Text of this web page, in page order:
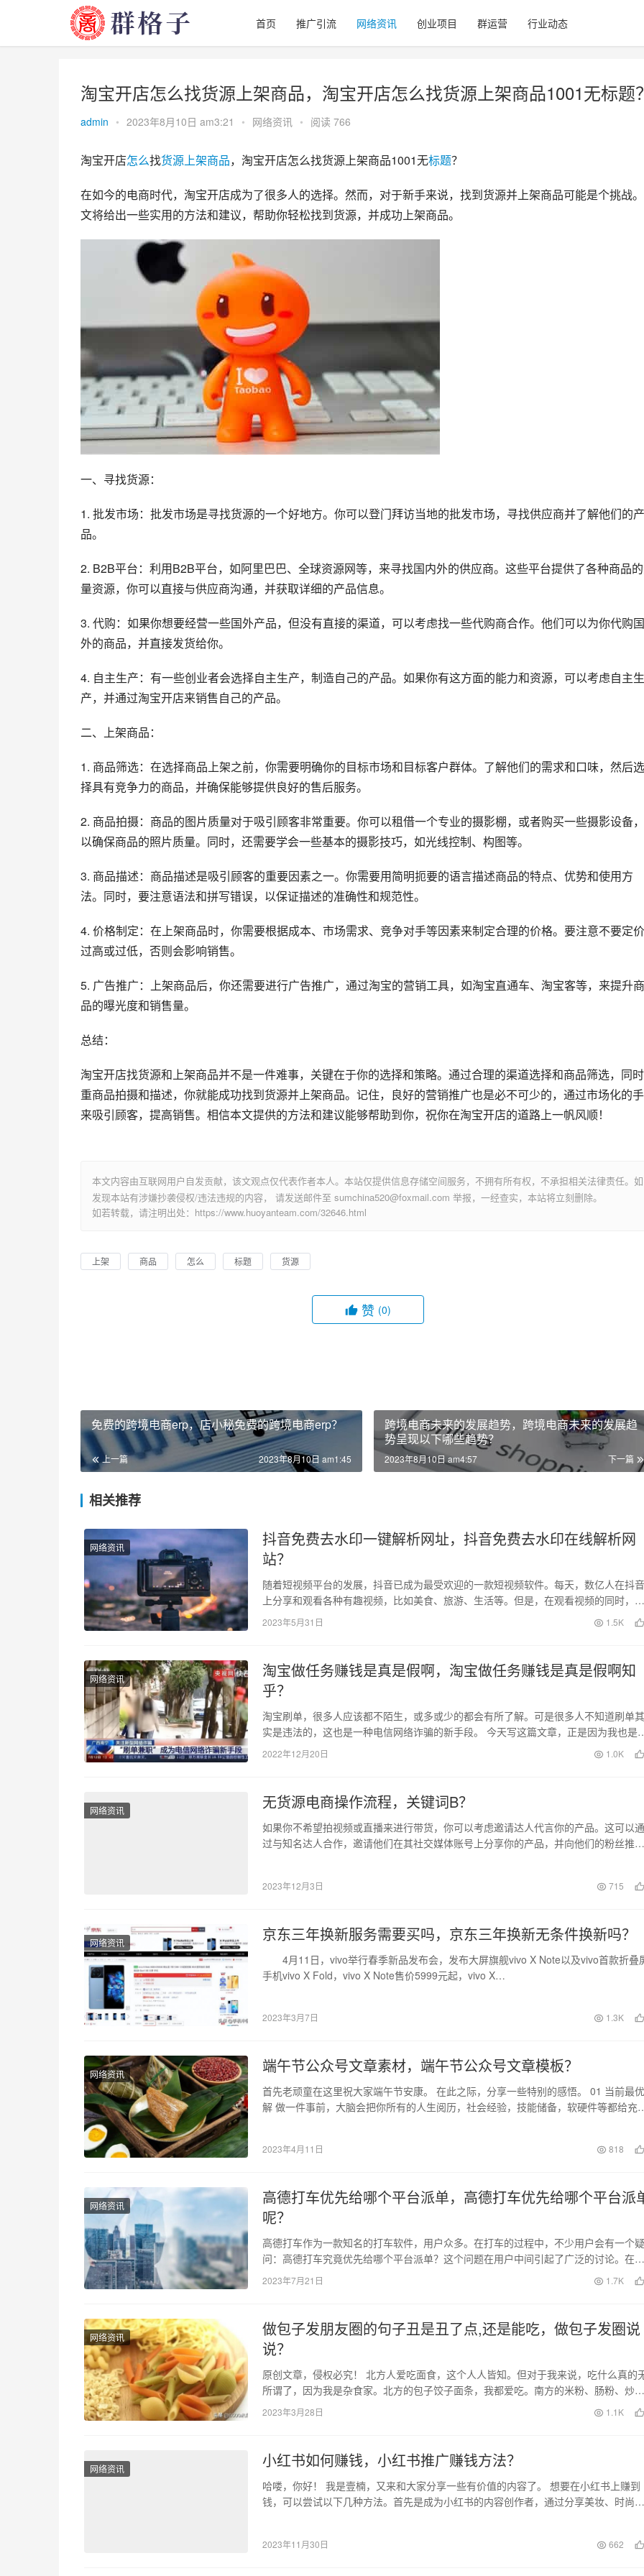
首页 推广引流 网络资讯 创业项目 群运营 行业动态
淘宝开店怎么找货源上架商品，淘宝开店怎么找货源上架商品1001无标题？
admin • 2023年8月10日 am3:21 • 网络资讯 • 阅读 766
淘宝开店怎么找货源上架商品，淘宝开店怎么找货源上架商品1001无标题？
在如今的电商时代，淘宝开店成为了很多人的选择。然而，对于新手来说，找到货源并上架商品可能是个挑战
文将给出一些实用的方法和建议，帮助你轻松找到货源，并成功上架商品。
一、寻找货源：
1. 批发市场：批发市场是寻找货源的一个好地方。你可以登门拜访当地的批发市场，寻找供应商并了解他们的产
品。
2. B2B平台：利用B2B平台，如阿里巴巴、全球资源网等，来寻找国内外的供应商。这些平台提供了各种商品
量资源，你可以直接与供应商沟通，并获取详细的产品信息。
3. 代购：如果你想要经营一些国外产品，但没有直接的渠道，可以考虑找一些代购商合作。他们可以为你代购国
外的商品，并直接发货给你。
4. 自主生产：有一些创业者会选择自主生产，制造自己的产品。如果你有这方面的能力和资源，可以考虑自主生
产，并通过淘宝开店来销售自己的产品。
二、上架商品：
1. 商品筛选：在选择商品上架之前，你需要明确你的目标市场和目标客户群体。了解他们的需求和口味，然后选
择具有竞争力的商品，并确保能够提供良好的售后服务。
2. 商品拍摄：商品的图片质量对于吸引顾客非常重要。你可以租借一个专业的摄影棚，或者购买一些摄影设备，
以确保商品的照片质量。同时，还需要学会一些基本的摄影技巧，如光线控制、构图等。
3. 商品描述：商品描述是吸引顾客的重要因素之一。你需要用简明扼要的语言描述商品的特点、优势和使用方
法。同时，要注意语法和拼写错误，以保证描述的准确性和规范性。
4. 价格制定：在上架商品时，你需要根据成本、市场需求、竞争对手等因素来制定合理的价格。要注意不要定价
过高或过低，否则会影响销售。
5. 广告推广：上架商品后，你还需要进行广告推广，通过淘宝的营销工具，如淘宝直通车、淘宝客等，来提升商
品的曝光度和销售量。
总结：
淘宝开店找货源和上架商品并不是一件难事，关键在于你的选择和策略。通过合理的渠道选择和商品筛选，同
重商品拍摄和描述，你就能成功找到货源并上架商品。记住，良好的营销推广也是必不可少的，通过市场化的
来吸引顾客，提高销售。相信本文提供的方法和建议能够帮助到你，祝你在淘宝开店的道路上一帆风顺！
本文内容由互联网用户自发贡献，该文观点仅代表作者本人。本站仅提供信息存储空间服务，不拥有所有权，不承担相关法律责任。如
发现本站有涉嫌抄袭侵权/违法违规的内容， 请发送邮件至 sumchina520@foxmail.com 举报，一经查实，本站将立刻删除。
如若转载，请注明出处：https://www.huoyanteam.com/32646.html
上架 商品 怎么 标题 货源
赞 (0)
免费的跨境电商erp，店小秘免费的跨境电商erp？
上一篇 2023年8月10日 am1:45
跨境电商未来的发展趋势，跨境电商未来的发展趋
势呈现以下哪些趋势？
下一篇
2023年8月10日 am4:57
相关推荐
网络资讯
抖音免费去水印一键解析网址，抖音免费去水印在线解析网
站？
随着短视频平台的发展，抖音已成为最受欢迎的一款短视频软件。每天，数亿人在抖音
上分享和观看各种有趣视频，比如美食、旅游、生活等。但是，在观看视频的同时，常
常会被水印挡住画面，影响观感…
2023年5月31日 1.5K
网络资讯
淘宝做任务赚钱是真是假啊，淘宝做任务赚钱是真是假啊知
乎？
淘宝刷单，很多人应该都不陌生，或多或少的都会有所了解。可是很多人不知道刷单其
实是违法的，这也是一种电信网络诈骗的新手段。 今天写这篇文章，正是因为我也是
经的一个受害者，所以对刷单…
2022年12月20日 1.0K
网络资讯 无货源电商操作流程，关键词B？
如果你不希望拍视频或直播来进行带货，你可以考虑邀请达人代言你的产品。这可以通
过与知名达人合作，邀请他们在其社交媒体账号上分享你的产品，并向他们的粉丝推
2023年12月3日 715
网络资讯 京东三年换新服务需要买吗，京东三年换新无条件换新吗？
4月11日，vivo举行春季新品发布会，发布大屏旗舰vivo X Note以及vivo首款折叠
手机vivo X Fold，vivo X Note售价5999元起，vivo X…
2023年3月7日 1.3K
网络资讯 端午节公众号文章素材，端午节公众号文章模板？
首先老顽童在这里祝大家端午节安康。 在此之际，分享一些特别的感悟。 01 当前最优
解 做一件事前，大脑会把你所有的人生阅历，社会经验，技能储备，软硬件等都给充
2023年4月11日 818
网络资讯
高德打车优先给哪个平台派单，高德打车优先给哪个平台派
呢？
高德打车作为一款知名的打车软件，用户众多。在打车的过程中，不少用户会有一个疑
问：高德打车究竟优先给哪个平台派单？这个问题在用户中间引起了广泛的讨论。在本
文中，我们将深入探讨高德打车…
2023年7月21日 1.7K
网络资讯
做包子发朋友圈的句子丑是丑了点,还是能吃，做包子发圈说
说？
原创文章，侵权必究！ 北方人爱吃面食，这个人人皆知。但对于我来说，吃什么真的
所谓了，因为我是杂食家。北方的包子饺子面条，我都爱吃。南方的米粉、肠粉、炒
粉、叉烧包、水晶饺子、米饭、…
2023年3月28日 1.1K
网络资讯 小红书如何赚钱，小红书推广赚钱方法？
哈喽，你好！ 我是壹楠，又来和大家分享一些有价值的内容了。 想要在小红书上赚到
钱，可以尝试以下几种方法。首先是成为小红书的内容创作者，通过分享美妆、时尚、
2023年11月30日 662